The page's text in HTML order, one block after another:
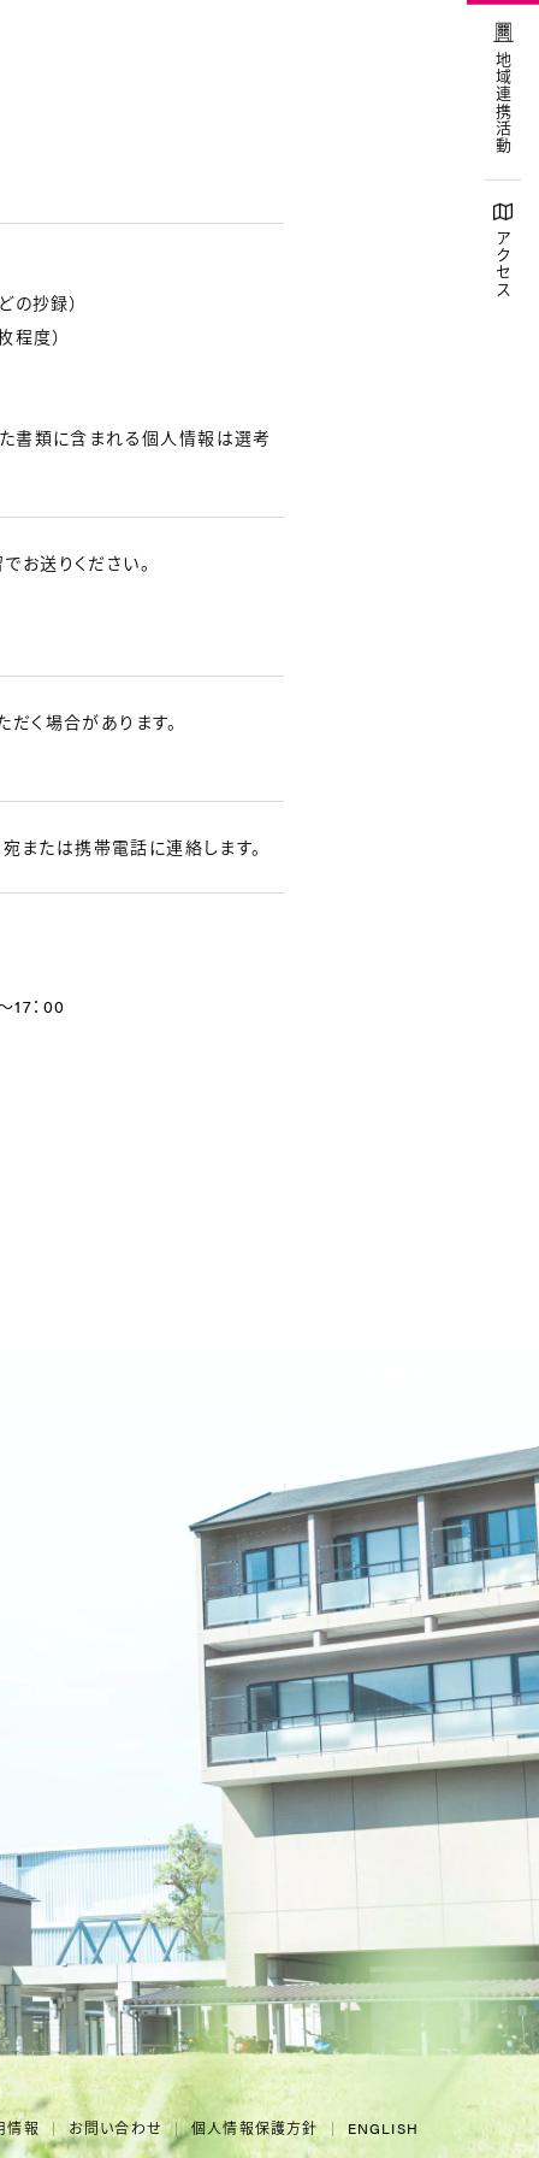
地域連携活動
アクセス
の抄録）
程度）
た書類に含まれる個人情報は選考
お送りください。
く場合があります。
または携帯電話に連絡します。
17：00
ENGLISH
個人情報保護方針
お問い合わせ
情報